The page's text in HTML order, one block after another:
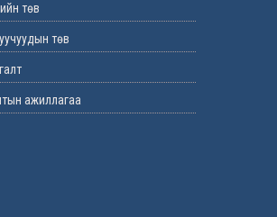
төв
төв
ажиллагаа